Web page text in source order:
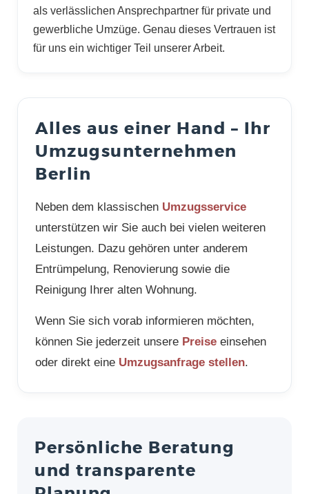
als verlässlichen Ansprechpartner für private und
gewerbliche Umzüge. Genau dieses Vertrauen ist
für uns ein wichtiger Teil unserer Arbeit.
Alles aus einer Hand – Ihr
Umzugsunternehmen
Berlin
Neben dem klassischen Umzugsservice
unterstützen wir Sie auch bei vielen weiteren
Leistungen. Dazu gehören unter anderem
Entrümpelung, Renovierung sowie die
Reinigung Ihrer alten Wohnung.
Wenn Sie sich vorab informieren möchten,
können Sie jederzeit unsere Preise einsehen
oder direkt eine Umzugsanfrage stellen.
Persönliche Beratung
und transparente